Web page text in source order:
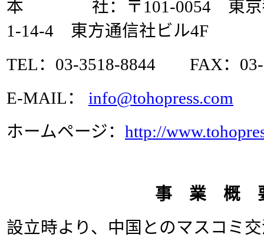
本 社：〒101-0054 東京都
1-14-4 東方通信社ビル4F
TEL：03-3518-8844 FAX：03-
E-MAIL： info@tohopress.com
ホームページ： http://
事 業 概
設立時より、中国とのマスコミ